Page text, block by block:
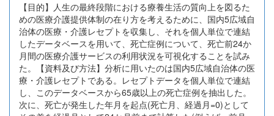
【目的】人生の最終段階における療養生活の質向上を図るた
めの医療介護提供体制の在り方を考えるために、国内5広域自
治体の医療・介護レセプトを収集し、それを個人単位で連結
したデータベースを用いて、死亡症例について、死亡前24か
月間の医療介護サービスの利用状況を可視化することを試み
た。【資料及び方法】分析に用いたのは国内5広域自治体の医
療・介護レセプトである。レセプトデータを個人単位で連結
し、このデータベースから65歳以上の死亡症例を抽出した。
次に、死亡が発生した年月を起点(死亡月、経過月=0)として